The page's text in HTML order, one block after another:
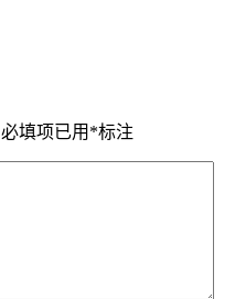
必填项已用 *标注